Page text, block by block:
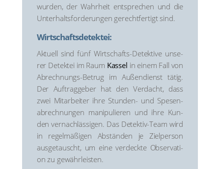
wur­den, der Wahr­heit ent­spre­chen und die
Unter­halts­for­de­run­gen gerecht­fer­tigt sind.
Wirtschafts­detektei:
Aktu­ell sind fünf Wirt­schafts-Detek­ti­ve unse­
rer Detek­tei im Raum Kas­sel in einem Fall von
Abrech­nungs-Betrug im Außen­dienst tätig.
Der Auf­trag­ge­ber hat den Ver­dacht, dass
zwei Mit­ar­bei­ter ihre Stun­den- und Spe­sen­
ab­rech­nun­gen mani­pu­lie­ren und ihre Kun­
den ver­nach­läs­si­gen. Das Detek­tiv-Team wird
in regel­mä­ßi­gen Abstän­den je Ziel­per­son
aus­ge­tauscht, um eine ver­deck­te Obser­va­ti­
on zu gewähr­leis­ten.